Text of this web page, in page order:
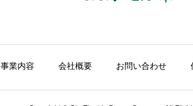
事業内容 会社概要 お問い合わせ